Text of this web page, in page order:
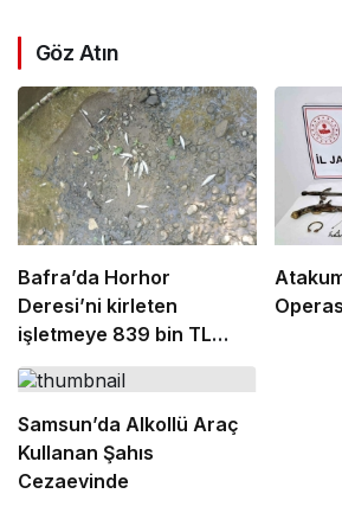
Göz Atın
Bafra’da Horhor
Deresi’ni kirleten
işletmeye 839 bin TL
ceza
Samsun’da Alkollü Araç
Kullanan Şahıs
Cezaevinde